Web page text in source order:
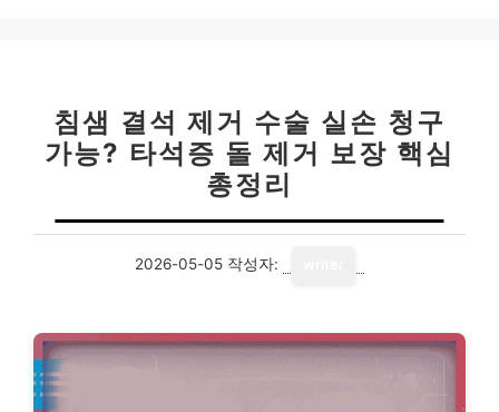
침샘 결석 제거 수술 실손 청구
가능? 타석증 돌 제거 보장 핵심
총정리
2026-05-05 작성자: